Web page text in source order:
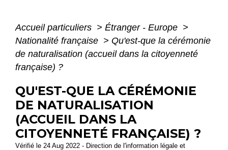
Accueil particuliers > Étranger - Europe >
Nationalité française > Qu'est-que la cérémonie
de naturalisation (accueil dans la citoyenneté
française) ?
QU'EST-QUE LA CÉRÉMONIE
DE NATURALISATION
(ACCUEIL DANS LA
CITOYENNETÉ FRANÇAISE) ?
Vérifié le 24 Aug 2022 - Direction de l'information légale et